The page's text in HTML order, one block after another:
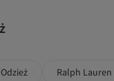
Ralph Lauren